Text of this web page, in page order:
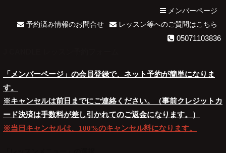
メンバーページ
予約済み情報のお問合せ
レッスン等へのご質問はこちら
05071103836
「メンバーページ」の会員登録で、ネット予約が簡単になりま
す。
※キャンセルは前日までにご連絡ください。（事前クレジットカ
ード決済は手数料が差し引かれてのご返金になります。）
※当日キャンセルは、100%のキャンセル料になります。